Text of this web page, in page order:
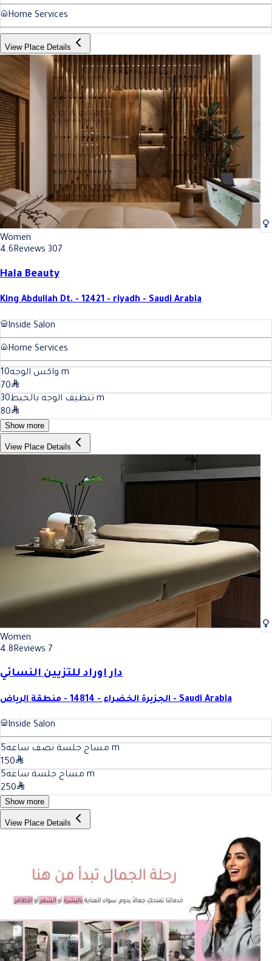
Home Services
View Place Details
Women
4.6Reviews 307
Hala Beauty
King Abdullah Dt. - 12421 - riyadh - Saudi Arabia
Inside Salon
Home Services
واكس الوجه10
m
70
تنظيف الوجه بالخيط30
m
80
Show more
View Place Details
Women
4.8Reviews 7
دار اوراد للتزيين النسائي
الجزيرة الخضراء - 14814 - منطقة الرياض - Saudi Arabia
Inside Salon
مساج جلسة نصف ساعه5
m
150
مساج جلسة ساعه5
m
250
Show more
View Place Details